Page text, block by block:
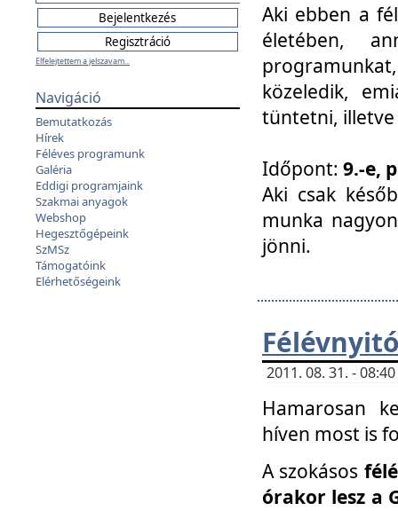
Elfelejtettem a jelszavam...
Navigáció
Bemutatkozás
Hírek
Féléves programunk
Galéria
Eddigi programjaink
Szakmai anyagok
Webshop
Hegesztőgépeink
SzMSz
Támogatóink
Elérhetőségeink
Aki ebben a
életében,
közeledik,
tüntetni, illetve
Időpont: 9.-e,
Aki csak
munka
jönni.
2011. 08. 31. -
Hamarosan
híven most is
A szokásos
órakor lesz a